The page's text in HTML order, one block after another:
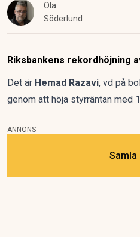
Ola
Söderlund
Riksbankens rekordhöjning
Det är Hemad Razavi, vd på
genom att höja styrräntan med
ANNONS